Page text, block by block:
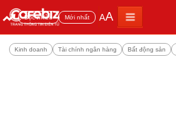
Đọc nhiều Mới nhất AA
Kinh doanh Tài chính ngân hàng Bất động sản